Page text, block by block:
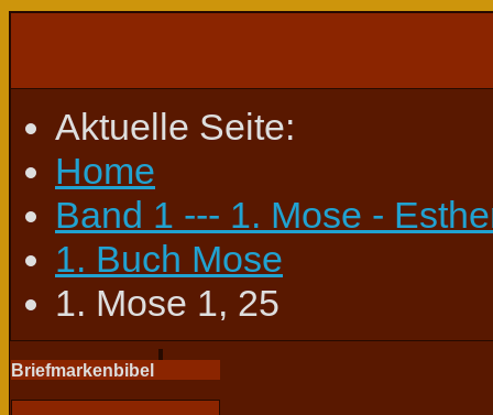
Aktuelle Seite:
Home
Band 1 --- 1. Mose -
1. Buch Mose
1. Mose 1, 25
Briefmarkenbibel